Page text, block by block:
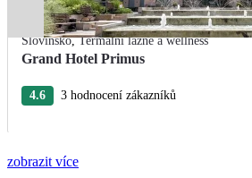
Slovinsko,Termální lázně a wellness
Grand Hotel Primus
4.6
3 hodnocení zákazníků
zobrazit více